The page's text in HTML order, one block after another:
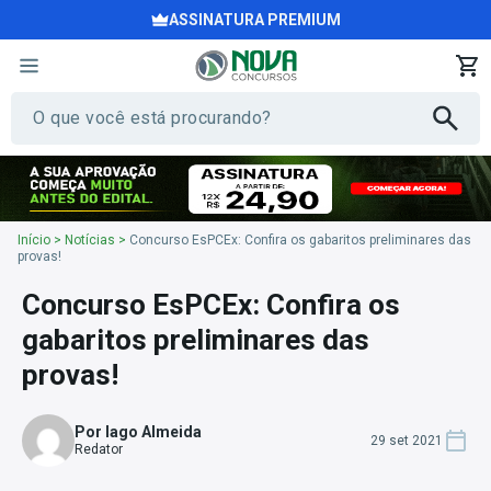
ASSINATURA PREMIUM
Início > Notícias > Concurso EsPCEx: Confira os gabaritos preliminares das
provas!
Concurso EsPCEx: Confira os
gabaritos preliminares das
provas!
Por Iago Almeida
Redator
29 set 2021